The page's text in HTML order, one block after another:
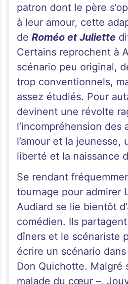
patron dont le père
à leur amour, cette
deRoméo et Juliette
Certains reprochent à
scénario peu original,
trop conventionnels,
assez étudiés. Pour
devinent une révolte
l’incompréhension des
l’amour et la jeunesse,
liberté et la naissance
Se rendant
tournage pour admirer
Audiard se lie bientôt
comédien. Ils
dîners et le scénariste
écrire un scénario
Don Quichotte. Malgré
malade du cœur –,